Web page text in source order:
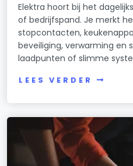
Elektra hoort bij het
of bedrijfspand. Je merkt
stopcontacten,
beveiliging, verwarming en
laadpunten of slimme
LEES VERDER